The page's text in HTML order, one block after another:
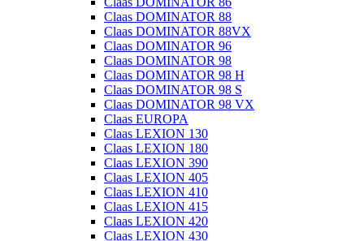
Claas DOMINATOR 88
Claas DOMINATOR 88VX
Claas DOMINATOR 96
Claas DOMINATOR 98
Claas DOMINATOR 98 H
Claas DOMINATOR 98 S
Claas DOMINATOR 98 VX
Claas EUROPA
Claas LEXION 130
Claas LEXION 180
Claas LEXION 390
Claas LEXION 405
Claas LEXION 410
Claas LEXION 415
Claas LEXION 420
Claas LEXION 430